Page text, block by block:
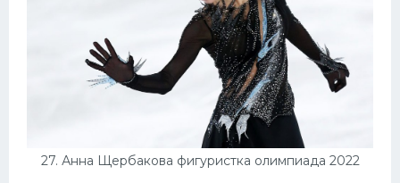
27. Анна Щербакова фигуристка олимпиада 2022